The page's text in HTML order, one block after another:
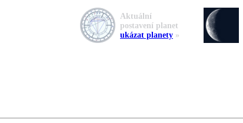
Aktuální
postavení planet
ukázat planety »